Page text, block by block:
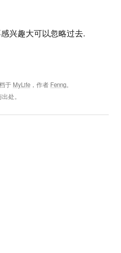
兴趣大可以忽略过去.
于 MyLife ，作者 Fenng。
处。